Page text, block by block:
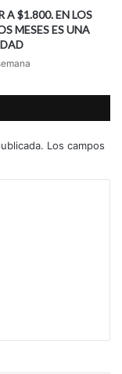
A $1.800. EN LOS
MESES ES UNA
Los campos